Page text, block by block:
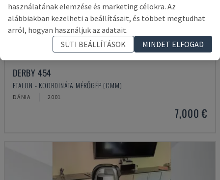
DERBY 454
ETALON - KOORDINÁTA MÉRŐGÉP (CMM)
DÁNIA 2001
7,000 €
használatának elemzése és marketing célokra. Az
alábbiakban kezelheti a beállításait, és többet megtudhat
arról, hogyan használjuk az adatait.
SÜTI BEÁLLÍTÁSOK
MINDET ELFOGAD